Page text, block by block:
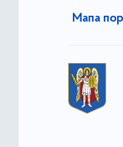
Мапа